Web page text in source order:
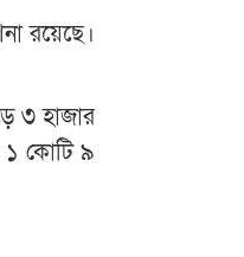
রয়েছে।
৩ হাজার
১ কোটি ৯